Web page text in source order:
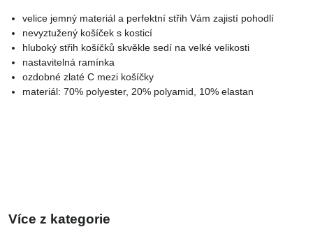
velice jemný materiál a perfektní střih Vám zajistí pohodlí
nevyztužený košíček s kosticí
hluboký střih košíčků skvěkle sedí na velké velikosti
nastavitelná ramínka
ozdobné zlaté C mezi košíčky
materiál: 70% polyester, 20% polyamid, 10% elastan
Více z kategorie